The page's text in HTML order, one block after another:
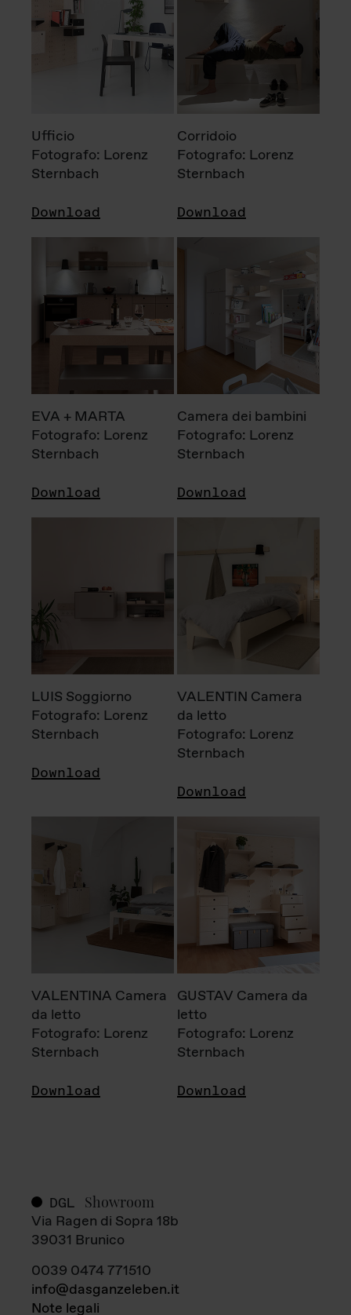
Ufficio
Fotografo: Lorenz
Sternbach
Download
Corridoio
Fotografo: Lorenz
Sternbach
Download
EVA + MARTA
Fotografo: Lorenz
Sternbach
Download
Camera dei bambini
Fotografo: Lorenz
Sternbach
Download
LUIS Soggiorno
Fotografo: Lorenz
Sternbach
Download
VALENTIN Camera
da letto
Fotografo: Lorenz
Sternbach
Download
VALENTINA Camera
da letto
Fotografo: Lorenz
Sternbach
Download
GUSTAV Camera da
letto
Fotografo: Lorenz
Sternbach
Download
DGL Showroom
Via Ragen di Sopra 18b
39031 Brunico
0039 0474 771510
info@dasganzeleben.it
Note legali